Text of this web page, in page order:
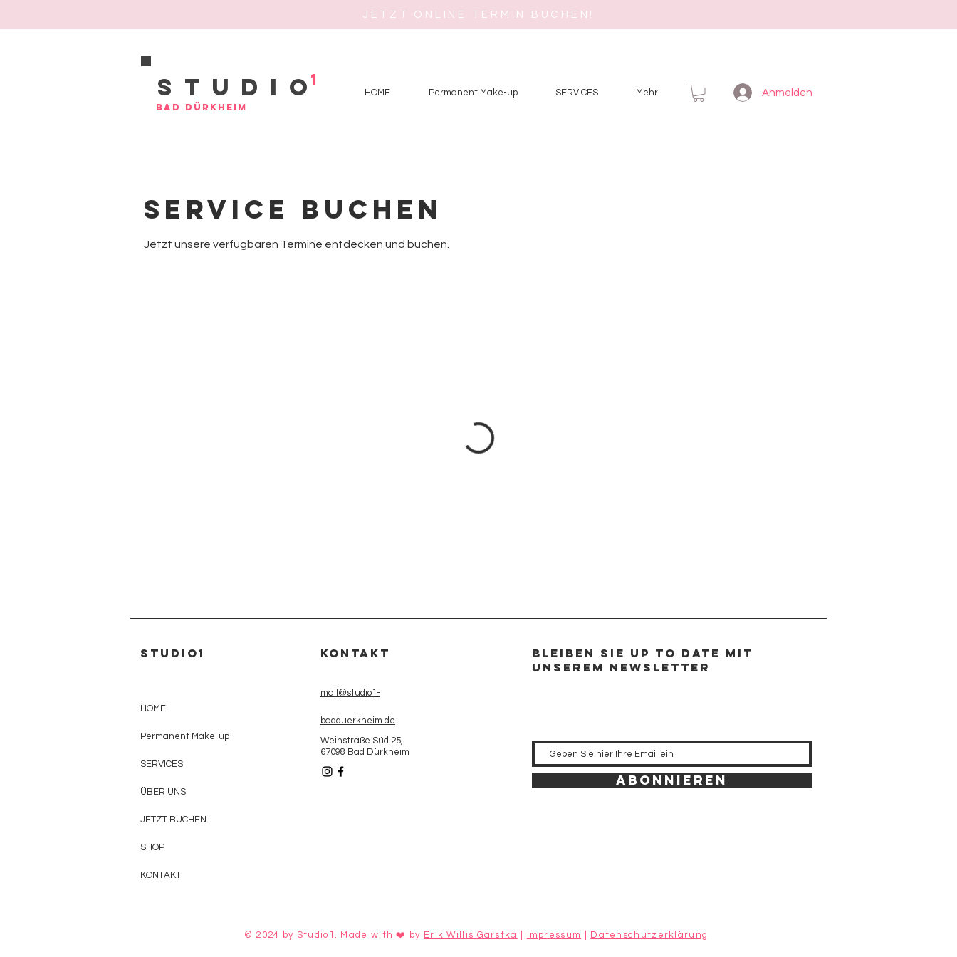
JETZT ONLINE TERMIN BUCHEN!
Studio
Bad Dürkheim
1
HOME Permanent Make-up SERVICES Mehr Anmelden
Service buchen
Jetzt unsere verfügbaren Termine entdecken und buchen.
Studio1
HOME
Permanent Make-up
SERVICES
ÜBER UNS
JETZT BUCHEN
SHOP
KONTAKT
Kontakt
mail@studio1-
badduerkheim.de
Weinstraße Süd 25,
67098 Bad Dürkheim
Bleiben Sie Up to Date mit
unserem Newsletter
Abonnieren
© 2024 by Studio1. Made with ❤️ by Erik Willis Garstka Impressum Datenschutzerklärung